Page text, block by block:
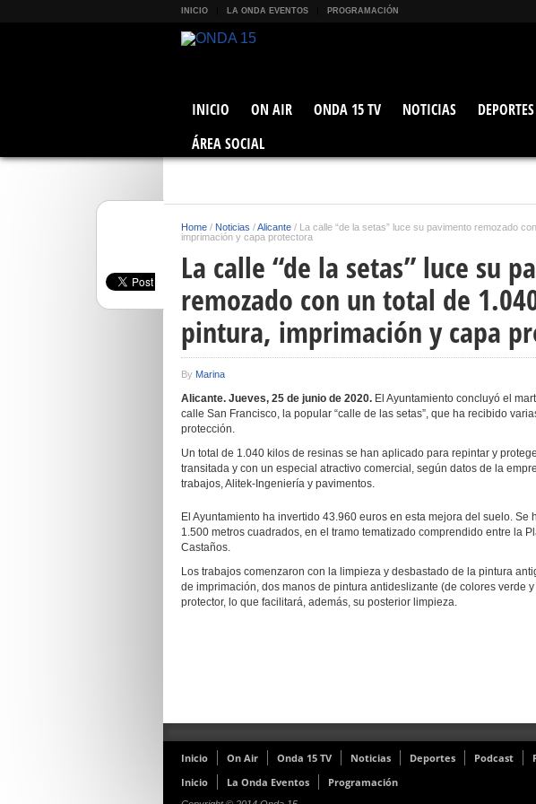
INICIO LA ONDA EVENTOS PROGRAMACIÓN
INICIO ON AIR ONDA 15 TV NOTICIAS DEPORTES
ÁREA SOCIAL
Home / Noticias /Alicante / La calle “de la setas” luce su pavimento remozado
imprimación y capa protectora
La calle “de la setas” luce su
remozado con un total de
pintura, imprimación y capa
By Marina
Alicante. Jueves, 25 de junio de 2020. El Ayuntamiento concluyó el
calle San Francisco, la popular “calle de las setas”, que ha recibido
protección.
Un total de 1.040 kilos de resinas se han aplicado para repintar y
transitada y con un especial atractivo comercial, según datos de la
trabajos, Alitek-Ingeniería y pavimentos.
El Ayuntamiento ha invertido 43.960 euros en esta mejora del suelo. Se
1.500 metros cuadrados, en el tramo tematizado comprendido entre la
Castaños.
Los trabajos comenzaron con la limpieza y desbastado de la pintura
de imprimación, dos manos de pintura antideslizante (de colores verde
protector, lo que facilitará, además, su posterior limpieza.
Inicio On Air Onda 15 TV Noticias Deportes Podcast
Inicio
La Onda Eventos Programación